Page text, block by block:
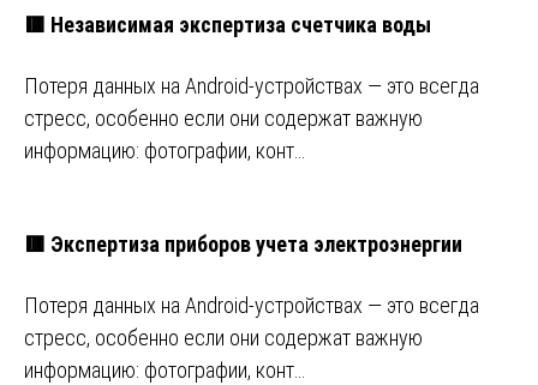
🟥 Независимая экспертиза счетчика воды
Потеря данных на Android-устройствах — это всегда
стресс, особенно если они содержат важную
информацию: фотографии, конт…
🟥 Экспертиза приборов учета электроэнергии
Потеря данных на Android-устройствах — это всегда
стресс, особенно если они содержат важную
информацию: фотографии, конт…